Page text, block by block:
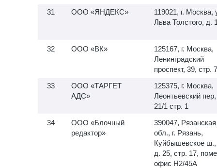
ООО «ЯНДЕКС»
119021, г. Москва,
Льва Толстого, д.
ООО «ВК»
125167, г. Москва,
Ленинградский
проспект, 39, стр.
ООО «ТАРГЕТ
АДС»
125375, г. Москва,
Леонтьевский
21/1 стр. 1
ООО «Блочный
редактор»
390047, Рязанская
обл., г. Рязань,
Куйбышевское ш.,
д. 25, стр. 17,
офис H2/45A